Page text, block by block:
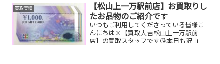
トカード K18 イヤリング
エルメス バーキ...
買取実績
【松山上一万駅前店】お買取りし
たお品物のご紹介です
いつもご利用してくださっている皆様こ
んにちは🔆【買取大吉松山上一万駅前
店】の買取スタッフです😘本日も沢山の